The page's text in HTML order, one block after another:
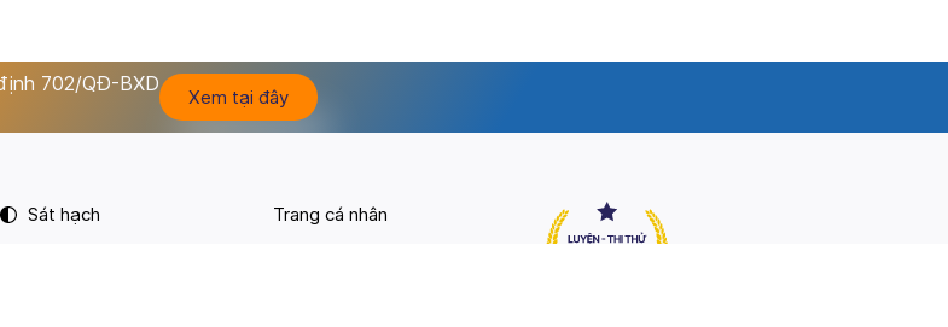
702/QĐ-BXD
Xem tại đây
Sát hạch
Trang cá nhân